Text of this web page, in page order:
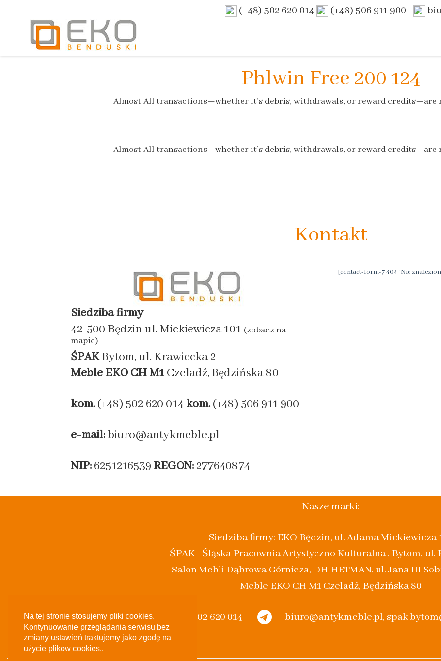
Na tej stronie stosujemy pliki cookies.
Kontynuowanie przeglądania serwisu bez
zmiany ustawień traktujemy jako zgodę na
użycie plików cookies..
(+48) 502 620 014 (+48) 506 911 900
Phlwin Free 200 124
Almost All transactions—whether it’s debris, withdrawals, or reward
Almost All transactions—whether it’s debris, withdrawals, or reward
Kontakt
Siedziba firmy
42-500 Będzin ul. Mickiewicza 101 (zobacz na
mapie)
ŚPAKBytom, ul. Krawiecka 2
Meble EKO CH M1Czeladź, Będzińska 80
kom. (+48) 502 620 014 kom. (+48) 506 911 900
e-mail:biuro@antykmeble.pl
NIP: 6251216539 REGON: 277640874
[contact-form-7 404 "Nie
Nasze marki:
Siedziba firmy: EKO Będzin, ul. Adama Mickiewicza
ŚPAK - Śląska Pracownia Artystyczno Kulturalna , Bytom, ul.
Salon Mebli Dąbrowa Górnicza, DH HETMAN, ul. Jana III
Meble EKO CH M1 Czeladź, Będzińska 80
(+48) 502 620 014 biuro@antykmeble.pl,